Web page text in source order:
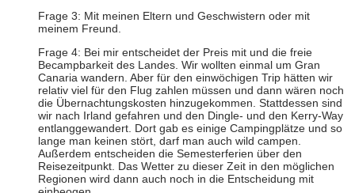
Frage 3: Mit meinen Eltern und Geschwistern oder mit
meinem Freund.
Frage 4: Bei mir entscheidet der Preis mit und die freie
Becampbarkeit des Landes. Wir wollten einmal um Gran
Canaria wandern. Aber für den einwöchigen Trip hätten wir
relativ viel für den Flug zahlen müssen und dann wären noch
die Übernachtungskosten hinzugekommen. Stattdessen sind
wir nach Irland gefahren und den Dingle- und den Kerry-Way
entlanggewandert. Dort gab es einige Campingplätze und so
lange man keinen stört, darf man auch wild campen.
Außerdem entscheiden die Semesterferien über den
Reisezeitpunkt. Das Wetter zu dieser Zeit in den möglichen
Regionen wird dann auch noch in die Entscheidung mit